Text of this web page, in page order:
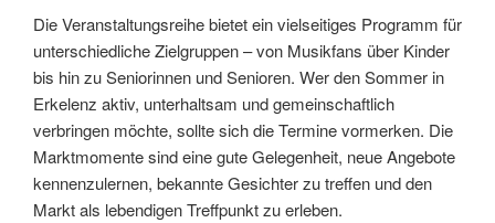
Die Veranstaltungsreihe bietet ein vielseitiges Programm für
unterschiedliche Zielgruppen – von Musikfans über Kinder
bis hin zu Seniorinnen und Senioren. Wer den Sommer in
Erkelenz aktiv, unterhaltsam und gemeinschaftlich
verbringen möchte, sollte sich die Termine vormerken. Die
Marktmomente sind eine gute Gelegenheit, neue Angebote
kennenzulernen, bekannte Gesichter zu treffen und den
Markt als lebendigen Treffpunkt zu erleben.